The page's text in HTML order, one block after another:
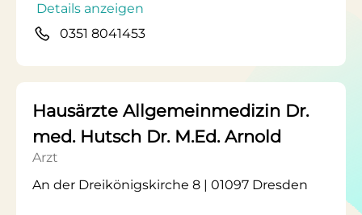
Details anzeigen
0351 8041453
Hausärzte Allgemeinmedizin Dr.
med. Hutsch Dr. M.Ed. Arnold
Arzt
An der Dreikönigskirche 8 | 01097 Dresden